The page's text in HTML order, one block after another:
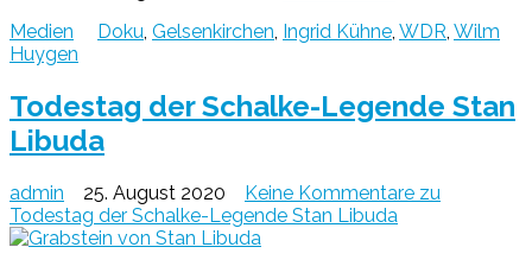
Medien
Doku, Gelsenkirchen, Ingrid Kühne, WDR, Wilm
Huygen
Todestag der Schalke-Legende Stan
Libuda
admin 25. August 2020 Keine Kommentare zu
Todestag der Schalke-Legende Stan Libuda